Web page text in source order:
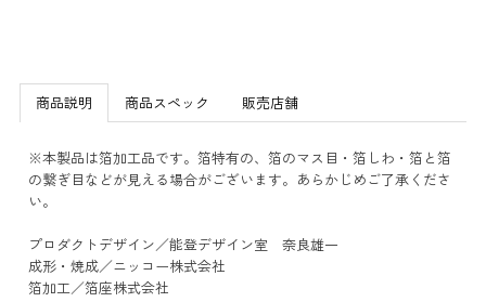
商品説明 商品スペック 販売店舗
※本製品は箔加工品です。箔特有の、箔のマス目・箔しわ・箔と箔
の繋ぎ目などが見える場合がございます。あらかじめご了承くださ
い。
プロダクトデザイン／能登デザイン室 奈良雄一
成形・焼成／ニッコー株式会社
箔加工／箔座株式会社